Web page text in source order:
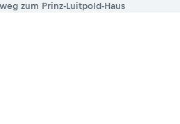
zum Prinz-Luitpold-Haus